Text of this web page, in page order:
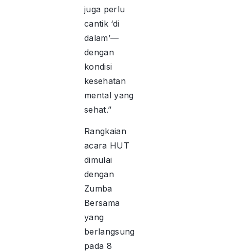
juga perlu
cantik ‘di
dalam’—
dengan
kondisi
kesehatan
mental yang
sehat.”
Rangkaian
acara HUT
dimulai
dengan
Zumba
Bersama
yang
berlangsung
pada 8